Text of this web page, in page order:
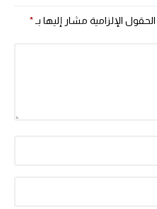
الحقول الإلزامية مشار إليها بـ*